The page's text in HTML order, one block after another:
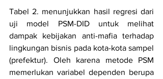
Tabel 2. menunjukkan hasil regresi dari
uji model PSM-DID untuk melihat
dampak kebijakan anti-mafia terhadap
lingkungan bisnis pada kota-kota sampel
(prefektur). Oleh karena metode PSM
memerlukan variabel dependen berupa